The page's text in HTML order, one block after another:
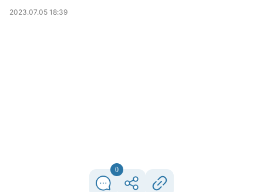
2023.07.05 18:39
0